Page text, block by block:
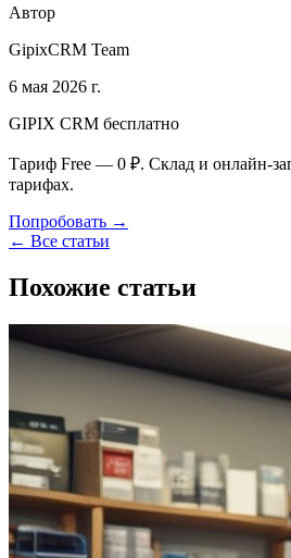
Автор
GipixCRM Team
6 мая 2026 г.
GIPIX CRM бесплатно
Тариф Free — 0 ₽. Склад и онлайн-
тарифах.
Попробовать →
← Все статьи
Похожие статьи